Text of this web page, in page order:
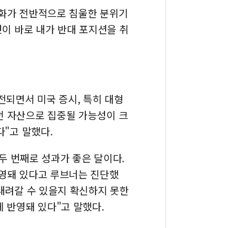
가 전반적으로 침울한 분위기
바로 내가 반대 포지션을 취
되면서 미국 증시, 특히 대형
자산으로 집중될 가능성이 크
"고 말했다.
번째로 성과가 좋은 달이다.
돼 있다고 루브너는 진단했
갈 수 있을지 확신하지 못한
반영돼 있다"고 말했다.